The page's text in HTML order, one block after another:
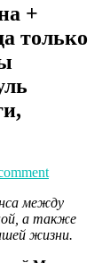
+
только
между
а также
жизни.